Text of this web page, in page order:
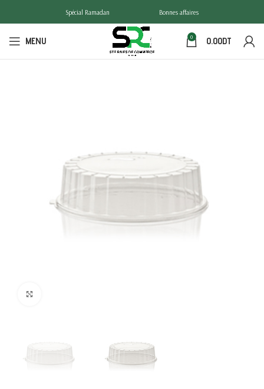
Spécial Ramadan Bonnes affaires
MENU 0 0.00DT